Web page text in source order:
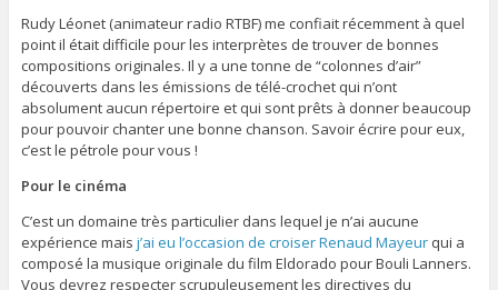
Rudy Léonet (animateur radio RTBF) me confiait récemment à quel
point il était difficile pour les interprètes de trouver de bonnes
compositions originales. Il y a une tonne de “colonnes d’air”
découverts dans les émissions de télé-crochet qui n’ont
absolument aucun répertoire et qui sont prêts à donner beaucoup
pour pouvoir chanter une bonne chanson. Savoir écrire pour eux,
c’est le pétrole pour vous !
Pour le cinéma
C’est un domaine très particulier dans lequel je n’ai aucune
expérience mais j’ai eu l’occasion de croiser Renaud Mayeurqui a
composé la musique originale du film Eldorado pour Bouli Lanners.
Vous devrez respecter scrupuleusement les directives du